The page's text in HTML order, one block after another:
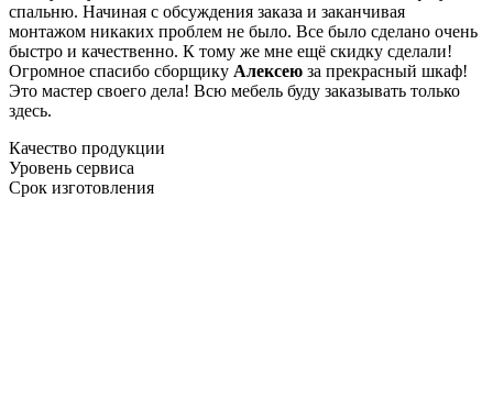
спальню. Начиная с обсуждения заказа и заканчивая
монтажом никаких проблем не было. Все было сделано очень
быстро и качественно. К тому же мне ещё скидку сделали!
Огромное спасибо сборщику Алексею за прекрасный шкаф!
Это мастер своего дела! Всю мебель буду заказывать только
здесь.
Качество продукции
Уровень сервиса
Срок изготовления